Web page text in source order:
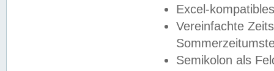
Excel-
Vereinfachte
Semikolon als